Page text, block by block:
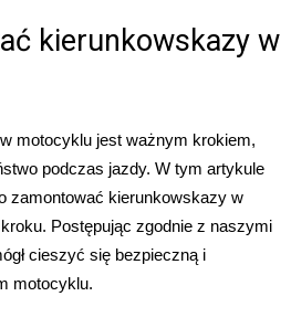
kierunkowskazy w
motocyklu jest ważnym krokiem,
podczas jazdy. W tym artykule
zamontować kierunkowskazy w
Postępując zgodnie z naszymi
cieszyć się bezpieczną i
motocyklu.